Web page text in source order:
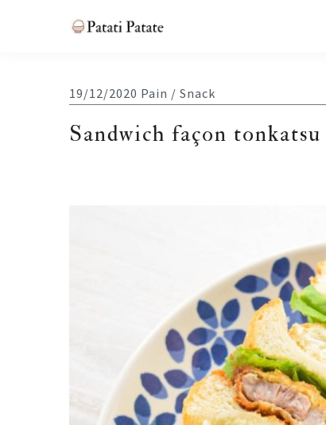
19/12/2020 Pain / Snack
Sandwich façon